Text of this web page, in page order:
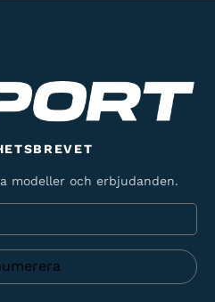
modeller och erbjudanden.